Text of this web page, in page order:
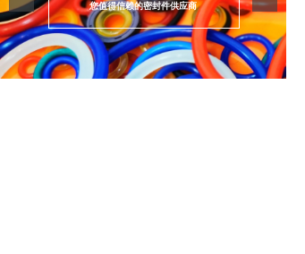
您值得信赖的密封件供应商